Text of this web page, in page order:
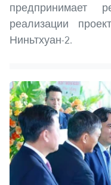
предпринимает
реализации
Ниньтхуан-2.